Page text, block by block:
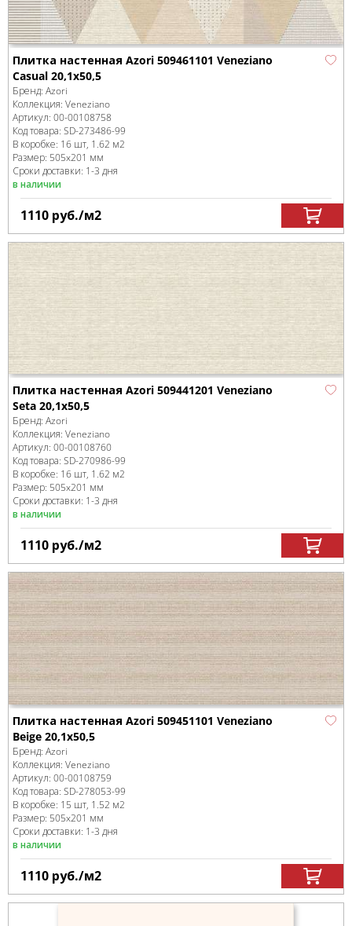
Плитка настенная Azori 509461101 Veneziano
Casual 20,1x50,5
Бренд: Azori
Коллекция: Veneziano
Артикул: 00-00108758
Код товара: SD-273486-99
В коробке: 16 шт, 1.62 м2
Размер: 505x201 мм
Сроки доставки: 1-3 дня
в наличии
1110 руб./м2
Плитка настенная Azori 509441201 Veneziano
Seta 20,1x50,5
Бренд: Azori
Коллекция: Veneziano
Артикул: 00-00108760
Код товара: SD-270986-99
В коробке: 16 шт, 1.62 м2
Размер: 505x201 мм
Сроки доставки: 1-3 дня
в наличии
1110 руб./м2
Плитка настенная Azori 509451101 Veneziano
Beige 20,1x50,5
Бренд: Azori
Коллекция: Veneziano
Артикул: 00-00108759
Код товара: SD-278053-99
В коробке: 15 шт, 1.52 м2
Размер: 505x201 мм
Сроки доставки: 1-3 дня
в наличии
1110 руб./м2